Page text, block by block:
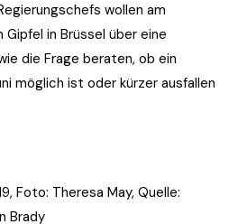
wollen am
in Brüssel über eine
die Frage beraten, ob ein
möglich ist oder kürzer ausfallen
Foto: Theresa May, Quelle:
Brady